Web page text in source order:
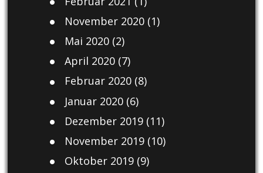
November 2020(1)
Mai 2020(2)
April 2020(7)
Februar 2020(8)
Januar 2020(6)
Dezember 2019(11)
November 2019(10)
Oktober 2019(9)